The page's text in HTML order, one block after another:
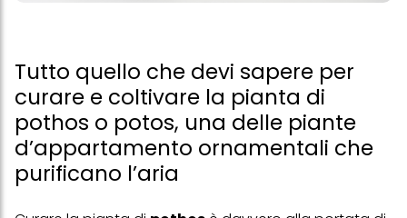
Tutto quello che devi sapere per
curare e coltivare la pianta di
pothos o potos, una delle piante
d’appartamento ornamentali che
purificano l’aria